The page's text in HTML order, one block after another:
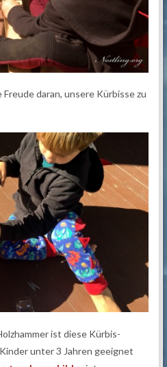
daran, unsere Kürbisse zu
ist diese Kürbis-
unter 3 Jahren geeignet